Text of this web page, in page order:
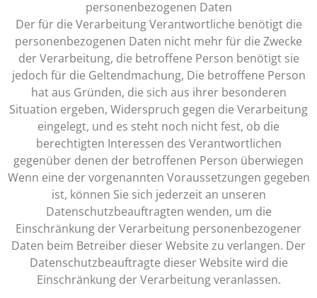
personenbezogenen Daten
Der für die Verarbeitung Verantwortliche benötigt die
personenbezogenen Daten nicht mehr für die Zwecke
der Verarbeitung, die betroffene Person benötigt sie
jedoch für die Geltendmachung, Die betroffene Person
hat aus Gründen, die sich aus ihrer besonderen
Situation ergeben, Widerspruch gegen die Verarbeitung
eingelegt, und es steht noch nicht fest, ob die
berechtigten Interessen des Verantwortlichen
gegenüber denen der betroffenen Person überwiegen
Wenn eine der vorgenannten Voraussetzungen gegeben
ist, können Sie sich jederzeit an unseren
Datenschutzbeauftragten wenden, um die
Einschränkung der Verarbeitung personenbezogener
Daten beim Betreiber dieser Website zu verlangen. Der
Datenschutzbeauftragte dieser Website wird die
Einschränkung der Verarbeitung veranlassen.